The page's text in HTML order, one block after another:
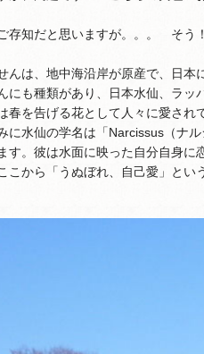
存知だと思いますが。。。 そう
んは、地中海沿岸が原産で、日本
にも種類があり、日本水仙、ラッ
春を告げる花として人々に愛され
に水仙の学名は「Narcissus（ナ
す。彼は水面に映った自分自身
こから「うぬぼれ、自己愛」とい